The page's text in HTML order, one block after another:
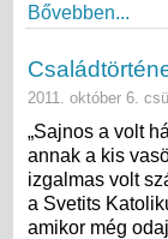
Bővebben...
2011. október 6.
„Sajnos a volt
annak a kis
izgalmas volt
a Svetits
amikor még